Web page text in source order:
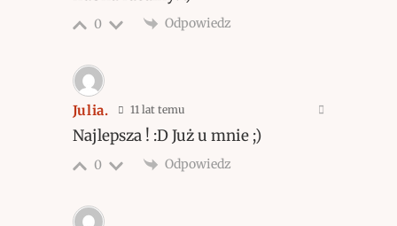
0 Odpowiedz
Julia. 11 lat temu
Najlepsza ! :D Już u mnie ;)
0 Odpowiedz